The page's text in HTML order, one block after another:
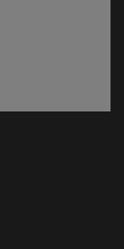
ventana)